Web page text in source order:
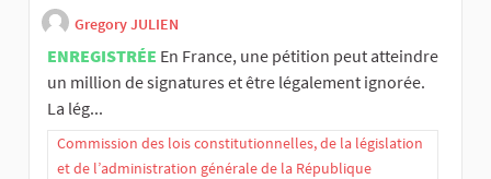
Gregory JULIEN
ENREGISTRÉE En France, une pétition peut atteindre
un million de signatures et être légalement ignorée.
La lég...
Commission des lois constitutionnelles, de la législation
et de l’administration générale de la République